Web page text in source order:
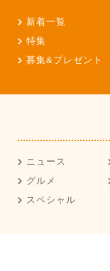
新着一覧
特集
募集&プレゼント
ニュース
グルメ
スペシャル